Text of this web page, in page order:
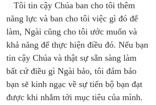
Tôi tin cậy Chúa ban cho tôi thêm
năng lực và ban cho tôi việc gì đó để
làm, Ngài cũng cho tôi ước muốn và
khả năng để thực hiện điều đó. Nếu bạn
tin cậy Chúa và thật sự sẵn sàng làm
bất cứ điều gì Ngài bảo, tôi đảm bảo
bạn sẽ kinh ngạc về sự tiến bộ bạn đạt
được khi nhắm tới mục tiêu của mình.